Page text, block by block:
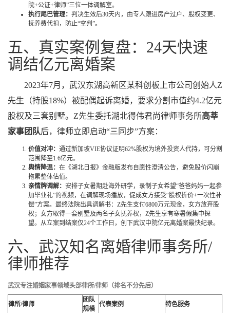
院+公证+律师”三位一体调解室。
执行尾巴管理： 判决生效后30天内，由专人跟进房产过户、股权变更、
抚养费代扣，防止“空判”。
五、真实案例复盘：24天快速
调结亿元离婚案
2023年7月，武汉东湖高新区某科创板上市公司创始人Z
先生（持股18%）被配偶起诉离婚，要求分割市值约4.2亿元
股权及三套别墅。Z先生委托湖北得伟君尚律师事务所高莘
家事团队后，律师立即启动“三同步”方案：
价值对冲： 通过新加坡VIE协议证明62%股权为境外投资人代持，可分割
范围降至1.6亿元。
舆情降温： 在《湖北日报》金融版发布自愿性澄清公告，避免股价闪崩
拖累整体估值。
亲情牌调解： 安排子女暑期赴海外研学，录制子女希望“爸爸妈妈一起参
加毕业礼”的视频，在调解现场播放，促成女方接受“股权折价+一次性补
偿”方案。最终法院出具调解书：Z先生支付6800万元现金，女方放弃股
权；女方取得一套别墅及两名子女抚养权，Z先生享有寒暑假集中探
望。从立案到结案仅24个工作日，创下武汉中院亿元离婚案最快纪录。
六、武汉知名离婚律师事务所/
律师推荐
武汉专注婚姻家事领域头部律所/律师（排名不分先后）
律所/律师
团队
规模
代表案例
特色服务